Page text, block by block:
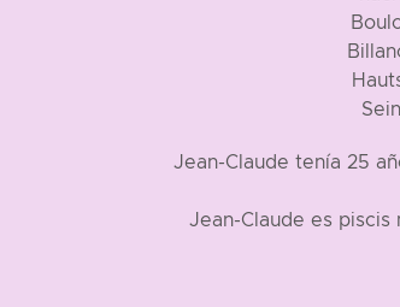
Jean-Claude tenía 25
Jean-Claude es